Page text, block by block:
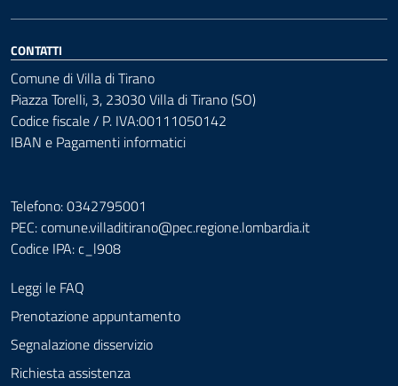
CONTATTI
Comune di Villa di Tirano
Piazza Torelli, 3, 23030 Villa di Tirano (SO)
Codice fiscale / P. IVA:00111050142
IBAN e Pagamenti informatici
Telefono: 0342795001
PEC:comune.villaditirano@pec.regione.lombardia.it
Codice IPA: c_l908
Leggi le FAQ
Prenotazione appuntamento
Segnalazione disservizio
Richiesta assistenza